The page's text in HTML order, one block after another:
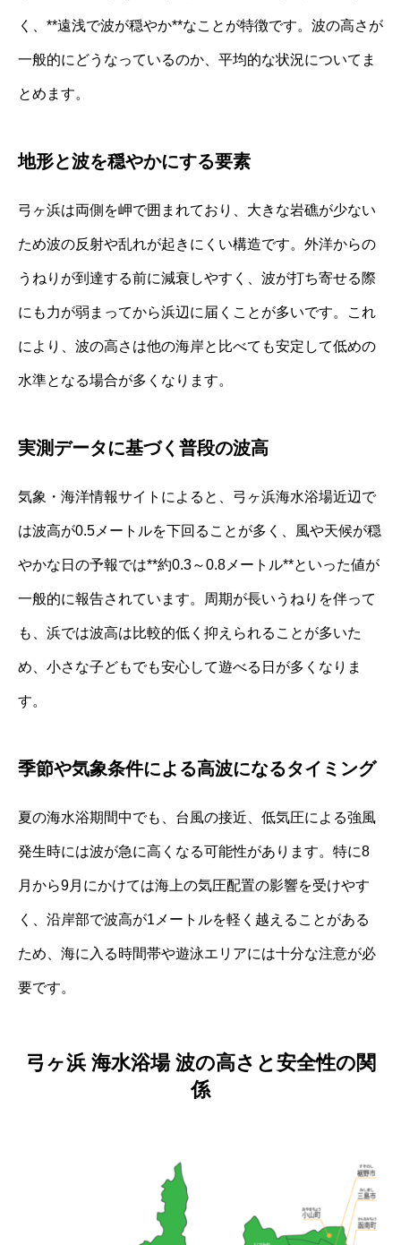
く、**遠浅で波が穏やか**なことが特徴です。波の高さが
一般的にどうなっているのか、平均的な状況についてま
とめます。
地形と波を穏やかにする要素
弓ヶ浜は両側を岬で囲まれており、大きな岩礁が少ない
ため波の反射や乱れが起きにくい構造です。外洋からの
うねりが到達する前に減衰しやすく、波が打ち寄せる際
にも力が弱まってから浜辺に届くことが多いです。これ
により、波の高さは他の海岸と比べても安定して低めの
水準となる場合が多くなります。
実測データに基づく普段の波高
気象・海洋情報サイトによると、弓ヶ浜海水浴場近辺で
は波高が0.5メートルを下回ることが多く、風や天候が穏
やかな日の予報では**約0.3～0.8メートル**といった値が
一般的に報告されています。周期が長いうねりを伴って
も、浜では波高は比較的低く抑えられることが多いた
め、小さな子どもでも安心して遊べる日が多くなりま
す。
季節や気象条件による高波になるタイミング
夏の海水浴期間中でも、台風の接近、低気圧による強風
発生時には波が急に高くなる可能性があります。特に8
月から9月にかけては海上の気圧配置の影響を受けやす
く、沿岸部で波高が1メートルを軽く越えることがある
ため、海に入る時間帯や遊泳エリアには十分な注意が必
要です。
弓ヶ浜 海水浴場 波の高さと安全性の関
係